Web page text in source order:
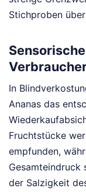
Stichproben
In
Ananas das
Fruchtstücke
empfunden,
Gesamteindruck
der Salzigkeit